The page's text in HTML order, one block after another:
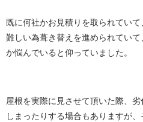
既に何社かお見積りを取られてい
難しい為葺き替えを進められてい
か悩んでいると仰っていました。
屋根を実際に見させて頂いた際、
しまったりする場合もありますが